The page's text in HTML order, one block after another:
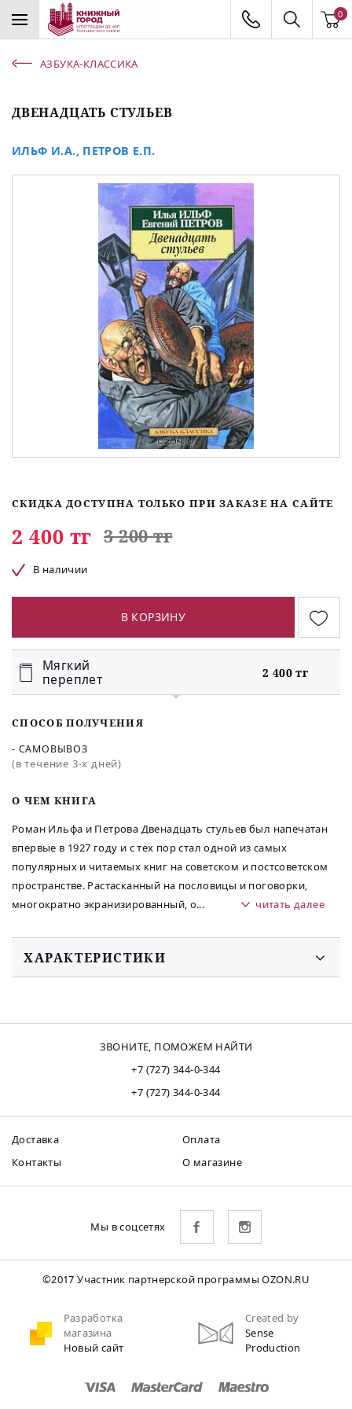
0
АЗБУКА-КЛАССИКА
ДВЕНАДЦАТЬ СТУЛЬЕВ
ИЛЬФ И.А. ПЕТРОВ Е.П.
O ЧЕМ КНИГА
Роман Ильфа и Петрова Двенадцать стульев был напечатан
впервые в 1927 году и с тех пор стал одной из самых
популярных и читаемых книг на советском и постсоветском
пространстве. Растасканный на пословицы и поговорки,
многократно экранизированный, о... читать далее
СКИДКА ДОСТУПНА ТОЛЬКО ПРИ ЗАКАЗЕ НА САЙТЕ
2 400 тг 3 200 тг
В наличии
В КОРЗИНУ
Мягкий
переплет
2 400 тг
СПОСОБ ПОЛУЧЕНИЯ
- САМОВЫВОЗ
(в течение 3-х дней)
ХАРАКТЕРИСТИКИ
ЗВОНИТЕ, ПОМОЖЕМ НАЙТИ
+7 (727) 344-0-344
+7 (727) 344-0-344
Доставка
Оплата
Контакты
О магазине
Мы в соцсетях
©2017 Участник партнерской программы OZON.RU
Разработка
магазина
Новый сайт
Created by
Sense
Production